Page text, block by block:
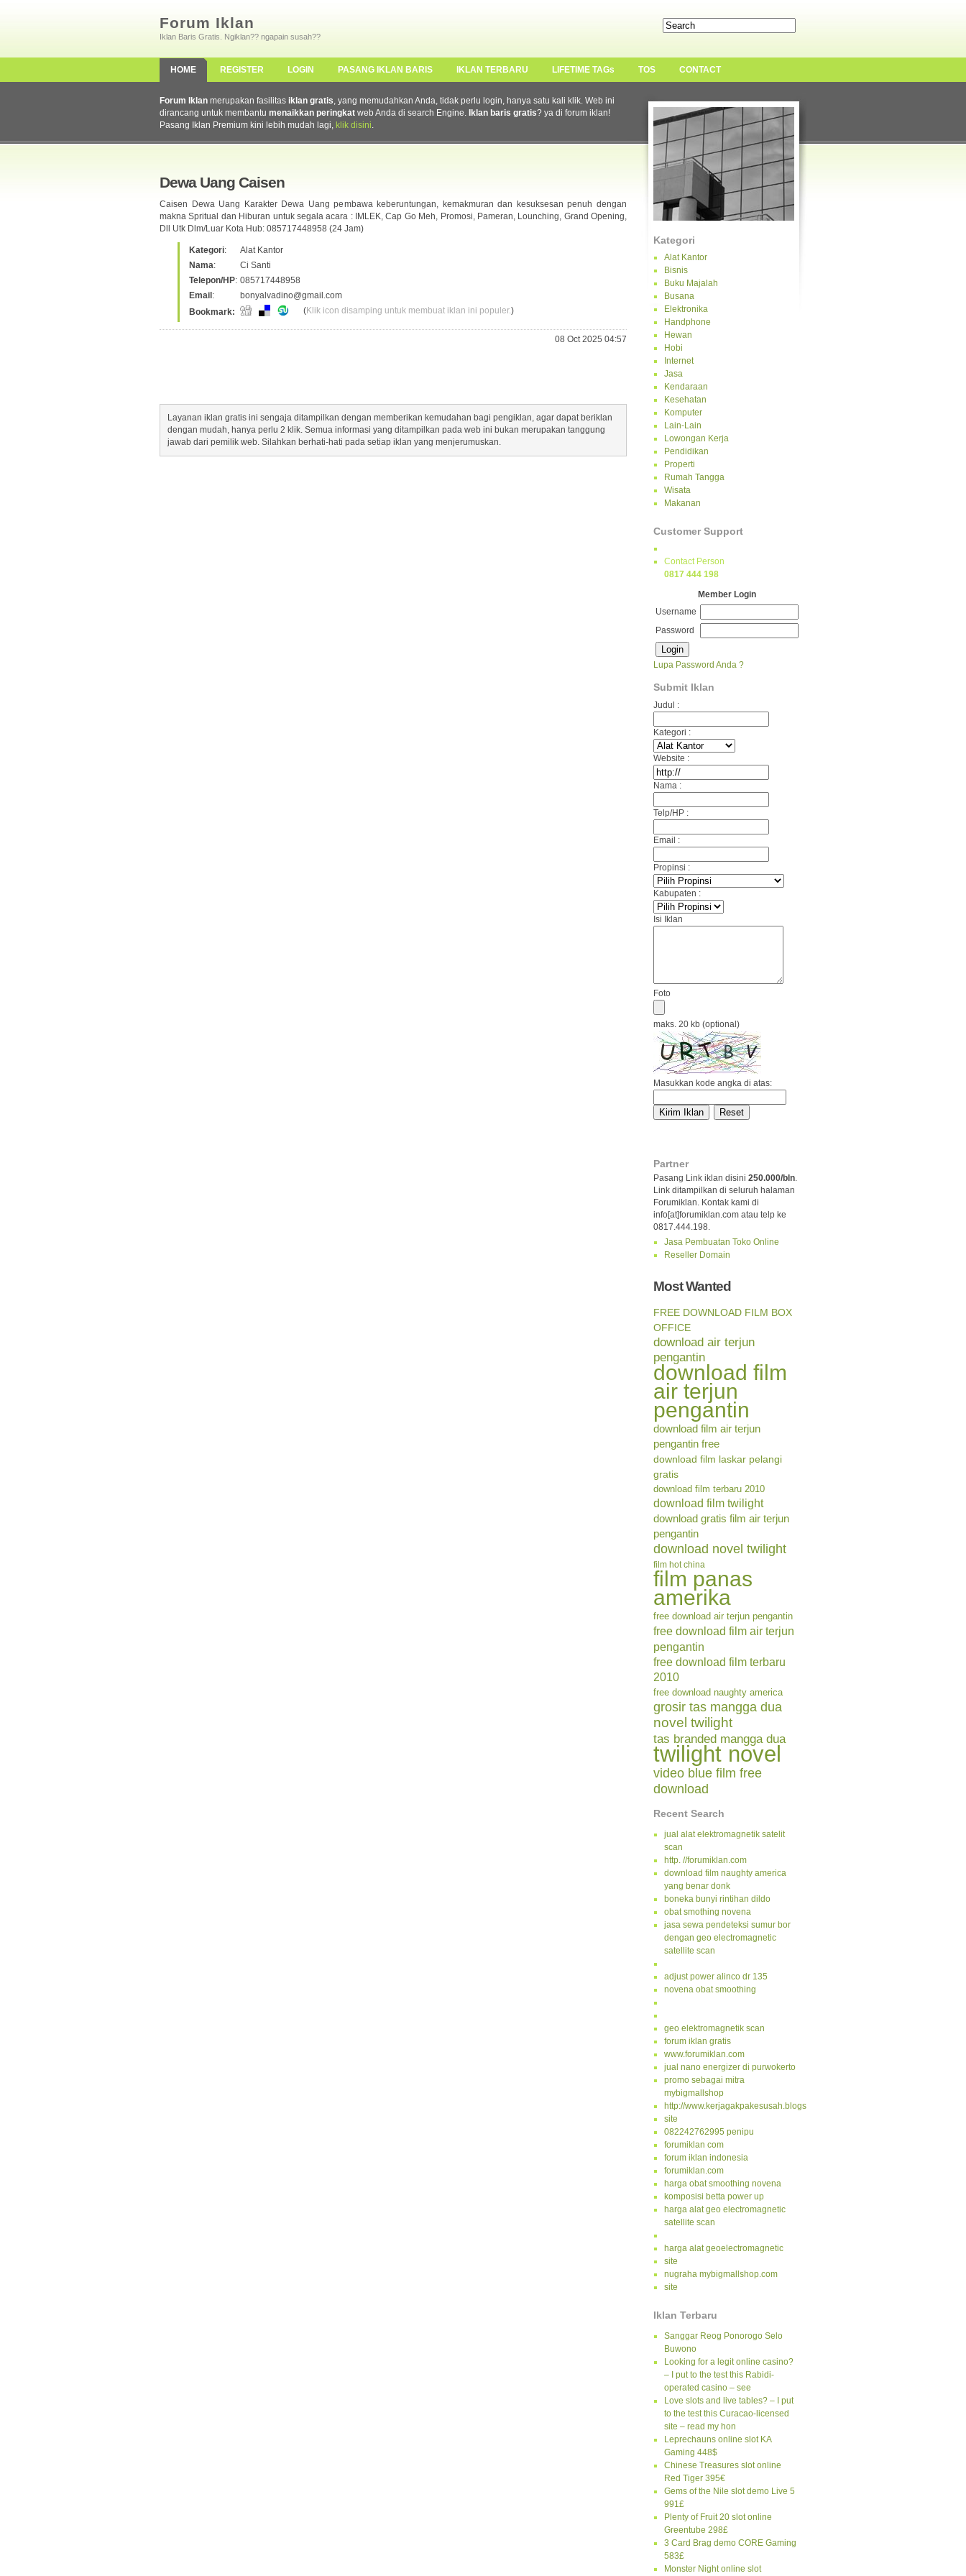
Forum Iklan
Iklan Baris Gratis. Ngiklan?? ngapain susah??
HOME REGISTER LOGIN PASANG IKLAN BARIS IKLAN TERBARU LIFETIME TAGs TOS CONTACT
Kategori
Alat Kantor
Bisnis
Buku Majalah
Busana
Elektronika
Handphone
Hewan
Hobi
Internet
Jasa
Kendaraan
Kesehatan
Komputer
Lain-Lain
Lowongan Kerja
Pendidikan
Properti
Rumah Tangga
Wisata
Makanan
Customer Support
Contact Person
0817 444 198
Member Login
Username
Password
Lupa Password Anda ?
Submit Iklan
Judul :
Kategori :
Website :
Nama :
Telp/HP :
Email :
Propinsi :
Kabupaten :
Isi Iklan
Foto
maks. 20 kb (optional)
Masukkan kode angka di atas:
Partner
Pasang Link iklan disini 250.000/bln.
Link ditampilkan di seluruh halaman
Forumiklan. Kontak kami di
info[at]forumiklan.com atau telp ke
0817.444.198.
Jasa Pembuatan Toko Online
Reseller Domain
Most Wanted
FREE DOWNLOAD FILM BOX
OFFICE
download air terjun
pengantin
download film
air terjun
pengantin
download film air terjun
pengantin free
download film laskar pelangi
gratis
download film terbaru 2010
download film twilight
download gratis film air terjun
pengantin
download novel twilight
film hot china
film panas
amerika
free download air terjun pengantin
free download film air terjun
pengantin
free download film terbaru
2010
free download naughty america
grosir tas mangga dua
novel twilight
tas branded mangga dua
twilight novel
video blue film free
download
Recent Search
jual alat elektromagnetik satelit
scan
http. //forumiklan.com
download film naughty america
yang benar donk
boneka bunyi rintihan dildo
obat smothing novena
jasa sewa pendeteksi sumur bor
dengan geo electromagnetic
satellite scan
adjust power alinco dr 135
novena obat smoothing
geo elektromagnetik scan
forum iklan gratis
www.forumiklan.com
jual nano energizer di purwokerto
promo sebagai mitra
mybigmallshop
http://www.kerjagakpakesusah.blogspot.com/
site
082242762995 penipu
forumiklan com
forum iklan indonesia
forumiklan.com
harga obat smoothing novena
komposisi betta power up
harga alat geo electromagnetic
satellite scan
harga alat geoelectromagnetic
site
nugraha mybigmallshop.com
site
Iklan Terbaru
Sanggar Reog Ponorogo Selo
Buwono
Looking for a legit online casino?
– I put to the test this Rabidi-
operated casino – see
Love slots and live tables? – I put
to the test this Curacao-licensed
site – read my hon
Leprechauns online slot KA
Gaming 448$
Chinese Treasures slot online
Red Tiger 395€
Gems of the Nile slot demo Live 5
991£
Plenty of Fruit 20 slot online
Greentube 298£
3 Card Brag demo CORE Gaming
583£
Monster Night online slot
Forum Iklan merupakan fasilitas iklan gratis, yang memudahkan Anda, tidak perlu login, hanya satu kali klik. Web ini
dirancang untuk membantu menaikkan peringkat web Anda di search Engine. Iklan baris gratis? ya di forum iklan!
Pasang Iklan Premium kini lebih mudah lagi, klik disini.
Dewa Uang Caisen
Caisen Dewa Uang Karakter Dewa Uang pembawa keberuntungan, kemakmuran dan kesuksesan penuh dengan
makna Spritual dan Hiburan untuk segala acara : IMLEK, Cap Go Meh, Promosi, Pameran, Lounching, Grand Opening,
Dll Utk Dlm/Luar Kota Hub: 085717448958 (24 Jam)
Kategori:
Alat Kantor
Nama:
Ci Santi
Telepon/HP: 085717448958
Email :
bonyalvadino@gmail.com
Bookmark:
(Klik icon disamping untuk membuat iklan ini populer.)
08 Oct 2025 04:57
Layanan iklan gratis ini sengaja ditampilkan dengan memberikan kemudahan bagi pengiklan, agar dapat beriklan
dengan mudah, hanya perlu 2 klik. Semua informasi yang ditampilkan pada web ini bukan merupakan tanggung
jawab dari pemilik web. Silahkan berhati-hati pada setiap iklan yang menjerumuskan.